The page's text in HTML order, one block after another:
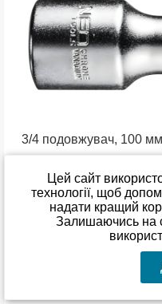
3/4 подовжувач, 100
В
Показати
Цей сайт
технології, щоб
надати кращий
Залишаючись на